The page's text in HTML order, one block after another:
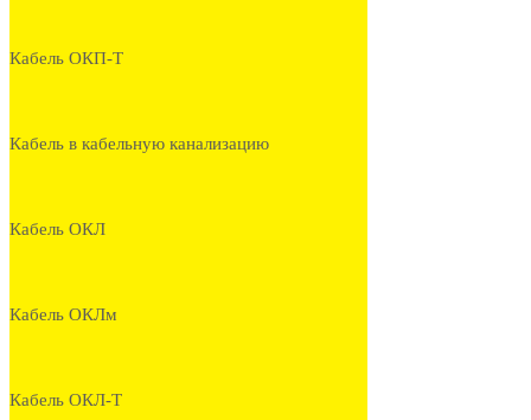
Кабель ОКП-Т
Кабель в кабельную канализацию
Кабель ОКЛ
Кабель ОКЛм
Кабель ОКЛ-Т